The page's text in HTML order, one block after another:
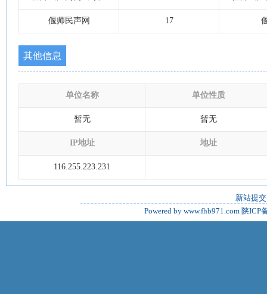
偃师民声网 17
其他信息
单位名称 单位性质
暂无 暂无
IP地址 地址
116.255.223.231
新站提交
Powered by www.fhb971.com 陕ICP